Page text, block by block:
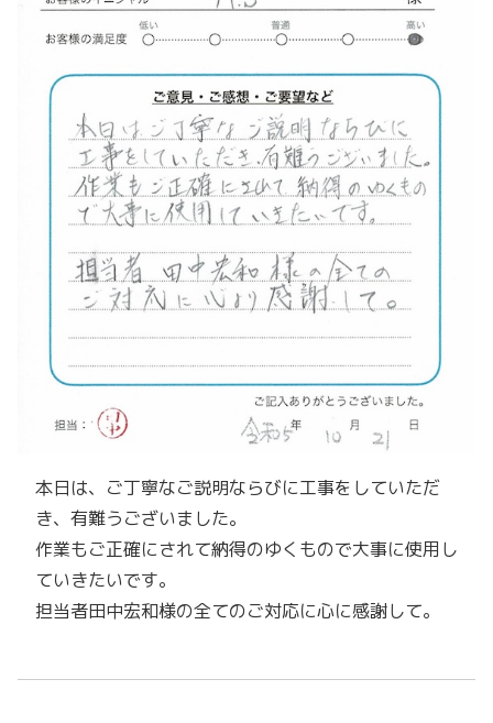
本日は、ご丁寧なご説明ならびに工事をしていただ
き、有難うございました。
作業もご正確にされて納得のゆくもので大事に使用し
ていきたいです。
担当者田中宏和様の全てのご対応に心に感謝して。